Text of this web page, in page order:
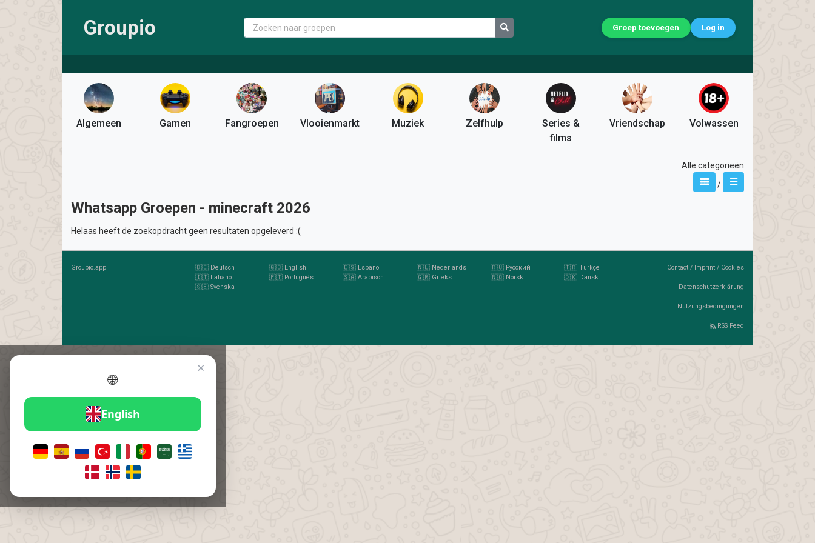
Groupio Groep toevoegen Log in
Algemeen Gamen Fangroepen Vlooienmarkt Muziek Zelfhulp
Series &
films
Vriendschap Volwassen
Alle categorieën
/
Whatsapp Groepen - minecraft 2026
Helaas heeft de zoekopdracht geen resultaten opgeleverd :(
Groupio.app 🇩🇪 Deutsch 🇬🇧 English 🇪🇸 Español 🇳🇱 Nederlands 🇷🇺 Русский
🇹🇷 Türkçe
🇮🇹 Italiano
🇵🇹 Português 🇸🇦 Arabisch 🇬🇷 Grieks 🇳🇴 Norsk
🇩🇰 Dansk
🇸🇪 Svenska
Contact / Imprint / Cookies
Datenschutzerklärung
Nutzungsbedingungen
RSS Feed
×
🌐
English